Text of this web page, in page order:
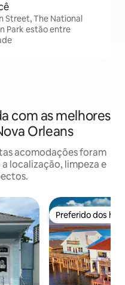
Street, The National
Park estão entre
com as melhores
Orleans
acomodações foram
localização, limpeza e
hóspedes Preferido dos
Preferido dos